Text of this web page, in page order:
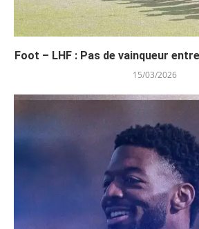
Foot – LHF : Pas de vainqueur
15/03/2026